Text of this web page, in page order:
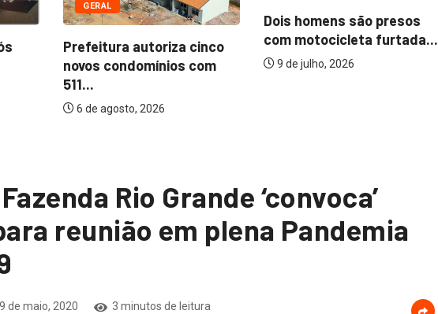
GERAL
Prefeitura autoriza cinco
novos condomínios com
511...
6 de agosto, 2026
Dois homens são presos
com motocicleta furtada...
9 de julho, 2026
Rio Grande ‘convoca’
reunião em plena Pandemia
de maio, 2020 3 minutos de leitura